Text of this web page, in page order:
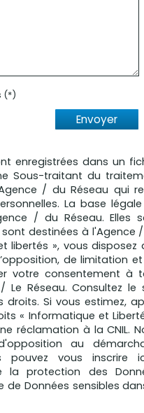
(*)
Envoyer
enregistrées dans un
Sous-traitant du
/ du Réseau qui
La base
/ du Réseau. Elles
destinées à l'Agence
libertés », vous disposez
de limitation
votre consentement à
Réseau. Consultez le
droits. Si vous estimez,
« Informatique et
réclamation à la CNIL.
au
pouvez vous inscrire
protection des
de Données sensibles